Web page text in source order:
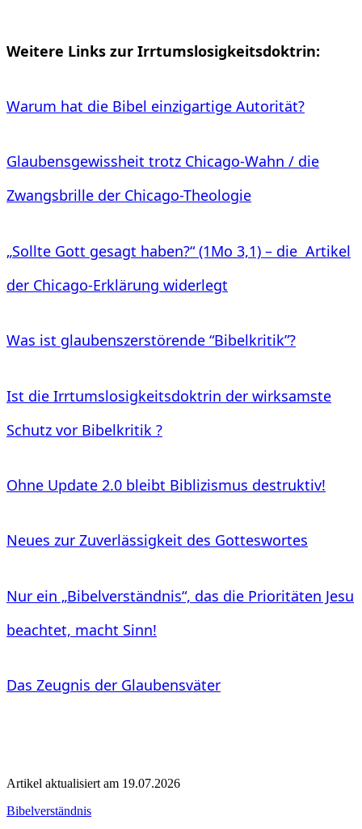
Weitere Links zur Irrtumslosigkeitsdoktrin:
Warum hat die Bibel einzigartige Autorität?
Glaubensgewissheit trotz Chicago-Wahn / die
Zwangsbrille der Chicago-Theologie
„Sollte Gott gesagt haben?“ (1Mo 3,1) – die Artikel
der Chicago-Erklärung widerlegt
Was ist glaubenszerstörende “Bibelkritik”?
Ist die Irrtumslosigkeitsdoktrin der wirksamste
Schutz vor Bibelkritik ?
Ohne Update 2.0 bleibt Biblizismus destruktiv!
Neues zur Zuverlässigkeit des Gotteswortes
Nur ein „Bibelverständnis“, das die Prioritäten Jesu
beachtet, macht Sinn!
Das Zeugnis der Glaubensväter
Artikel aktualisiert am 19.07.2026
Kategorien
Bibelverständnis